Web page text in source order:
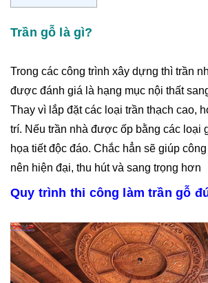
Trần gỗ là gì?
Trong các công trình xây dựng thì trần
được đánh giá là hạng mục nội thất
Thay vì lắp đặt các loại trần thạch cao,
trí. Nếu trần nhà được ốp bằng các loại
họa tiết độc đáo. Chắc hẳn sẽ giúp
nên hiện đại, thu hút và sang trọng hơn
Quy trình thi công làm trần gỗ